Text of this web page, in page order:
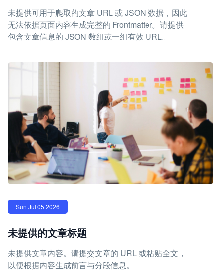
未提供可用于爬取的文章 URL 或 JSON 数据，因此
无法依据页面内容生成完整的 Frontmatter。请提供
包含文章信息的 JSON 数组或一组有效 URL。
Sun Jul 05 2026
未提供的文章标题
未提供文章内容。请提交文章的 URL 或粘贴全文，
以便根据内容生成前言与分段信息。